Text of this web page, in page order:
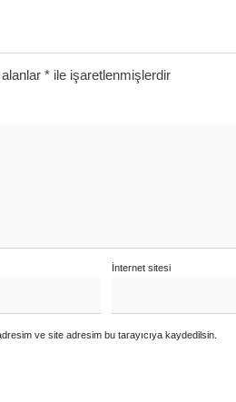
* ile işaretlenmişlerdir
İnternet sitesi
ve site adresim bu tarayıcıya kaydedilsin.